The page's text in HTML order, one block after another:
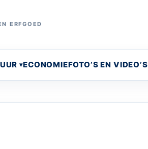
ERFGOED
ECONOMIEFOTO’S EN VIDEO’S